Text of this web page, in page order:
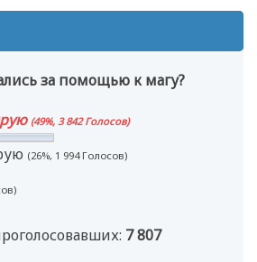
за помощью к магу?
(49%, 3 842 Голосов)
(26%, 1 994 Голосов)
7 807